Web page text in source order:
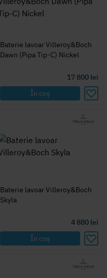
Baterie lavoar Villeroy&Boch
Dawn (Pipa Tip-C) Nickel
17 800 lei
În coș
Baterie lavoar Villeroy&Boch
Skyla
4 880 lei
În coș